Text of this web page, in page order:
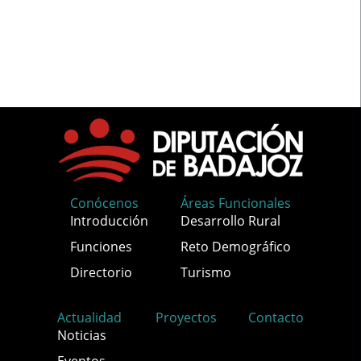
Conócenos
Introducción
Funciones
Directorio
Áreas Funcionales
Desarrollo Rural
Reto Demográfico
Turismo
Actualidad
Noticias
Proyectos Contacto